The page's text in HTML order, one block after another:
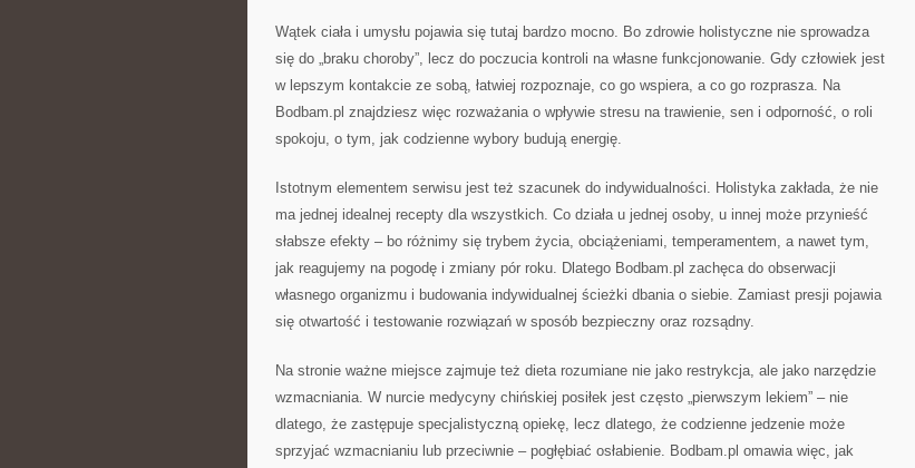
Wątek ciała i umysłu pojawia się tutaj bardzo mocno. Bo zdrowie holistyczne nie sprowadza
się do „braku choroby”, lecz do poczucia kontroli na własne funkcjonowanie. Gdy człowiek jest
w lepszym kontakcie ze sobą, łatwiej rozpoznaje, co go wspiera, a co go rozprasza. Na
Bodbam.pl znajdziesz więc rozważania o wpływie stresu na trawienie, sen i odporność, o roli
spokoju, o tym, jak codzienne wybory budują energię.
Istotnym elementem serwisu jest też szacunek do indywidualności. Holistyka zakłada, że nie
ma jednej idealnej recepty dla wszystkich. Co działa u jednej osoby, u innej może przynieść
słabsze efekty – bo różnimy się trybem życia, obciążeniami, temperamentem, a nawet tym,
jak reagujemy na pogodę i zmiany pór roku. Dlatego Bodbam.pl zachęca do obserwacji
własnego organizmu i budowania indywidualnej ścieżki dbania o siebie. Zamiast presji pojawia
się otwartość i testowanie rozwiązań w sposób bezpieczny oraz rozsądny.
Na stronie ważne miejsce zajmuje też dieta rozumiane nie jako restrykcja, ale jako narzędzie
wzmacniania. W nurcie medycyny chińskiej posiłek jest często „pierwszym lekiem” – nie
dlatego, że zastępuje specjalistyczną opiekę, lecz dlatego, że codzienne jedzenie może
sprzyjać wzmacnianiu lub przeciwnie – pogłębiać osłabienie. Bodbam.pl omawia więc, jak